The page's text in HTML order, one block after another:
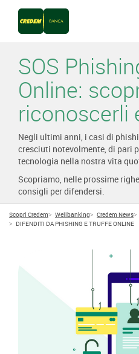
SOS
Online:
riconoscerli
Negli ultimi anni, i casi di
cresciuti notevolmente, di pari
tecnologia nella nostra vita
Scopriamo, nelle prossime
consigli per difendersi.
Scopri Credem Wellbanking Credem News
DIFENDITI DA PHISHING E TRUFFE ONLINE